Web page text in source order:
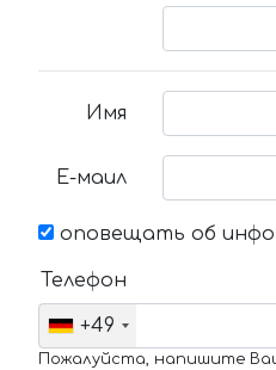
Имя
Е-маил
оповещать об
Телефон
+49
Пожалуйста, напишите